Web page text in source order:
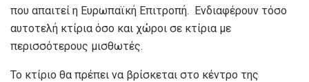
που απαιτεί η Ευρωπαϊκή Επιτροπή. Ενδιαφέρουν τόσο
αυτοτελή κτίρια όσο και χώροι σε κτίρια με
περισσότερους μισθωτές.
Το κτίριο θα πρέπει να βρίσκεται στο κέντρο της